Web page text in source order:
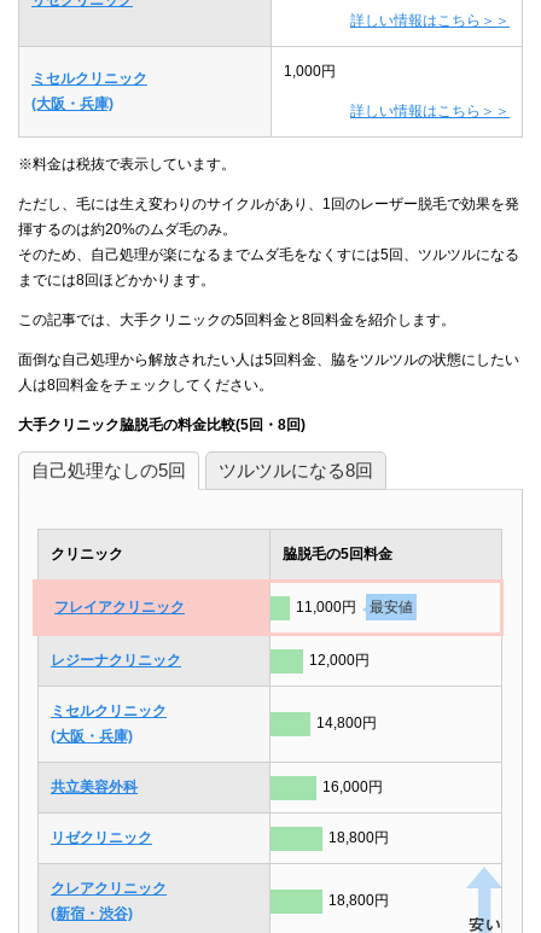
詳しい情報はこちら＞＞
ミセルクリニック
(大阪・兵庫)
1,000円
詳しい情報はこちら＞＞
※料金は税抜で表示しています。
ただし、毛には生え変わりのサイクルがあり、1回のレーザー脱毛で効果を発
揮するのは約20%のムダ毛のみ。
そのため、自己処理が楽になるまでムダ毛をなくすには5回、ツルツルになる
までには8回ほどかかります。
この記事では、大手クリニックの5回料金と8回料金を紹介します。
面倒な自己処理から解放されたい人は5回料金、脇をツルツルの状態にしたい
人は8回料金をチェックしてください。
大手クリニック脇脱毛の料金比較(5回・8回)
自己処理なしの5回 ツルツルになる8回
クリニック 脇脱毛の5回料金
フレイアクリニック 11,000円 最安値
レジーナクリニック 12,000円
ミセルクリニック
(大阪・兵庫)
14,800円
共立美容外科 16,000円
リゼクリニック 18,800円
クレアクリニック
(新宿・渋谷)
18,800円